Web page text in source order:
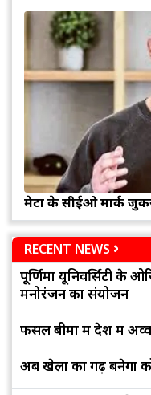
मेटा के सीईओ मार्क
RECENT NEWS
पूर्णिमा यूनिवर्सिटी के
मनोरंजन का संयोजन
फसल बीमा में देश में
अब खेलों का गढ़ बनेगा